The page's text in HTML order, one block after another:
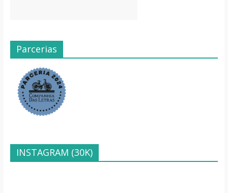
Parcerias
INSTAGRAM (30K)